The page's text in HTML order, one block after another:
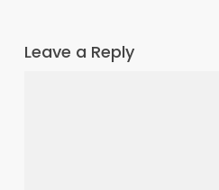
Leave a Reply